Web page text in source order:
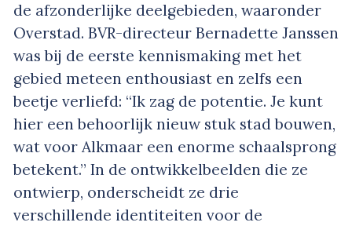
de afzonderlijke deelgebieden, waaronder
Overstad. BVR-directeur Bernadette Janssen
was bij de eerste kennismaking met het
gebied meteen enthousiast en zelfs een
beetje verliefd: “Ik zag de potentie. Je kunt
hier een behoorlijk nieuw stuk stad bouwen,
wat voor Alkmaar een enorme schaalsprong
betekent.” In de ontwikkelbeelden die ze
ontwierp, onderscheidt ze drie
verschillende identiteiten voor de